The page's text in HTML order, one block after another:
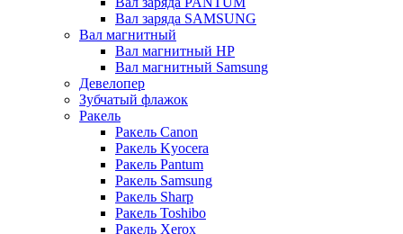
Вал заряда SAMSUNG
Вал магнитный
Вал магнитный HP
Вал магнитный Samsung
Девелопер
Зубчатый флажок
Ракель
Ракель Canon
Ракель Kyocera
Ракель Pantum
Ракель Samsung
Ракель Sharp
Ракель Toshibo
Ракель Xerox